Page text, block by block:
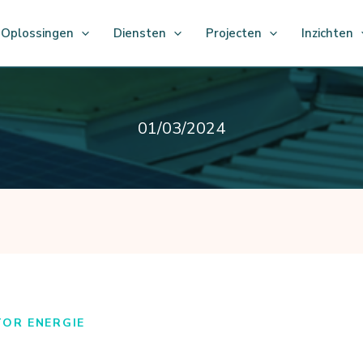
Oplossingen Diensten Projecten Inzichten
01/03/2024
ENERGIE